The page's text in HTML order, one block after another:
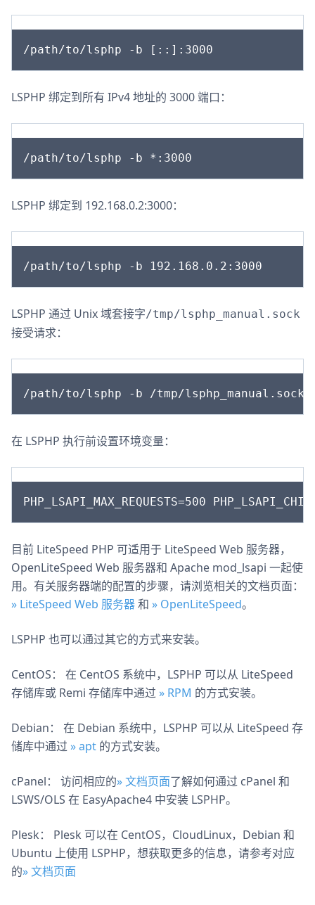
LSPHP 绑定到所有 IPv4 地址的 3000 端口：
LSPHP 绑定到 192.168.0.2:3000：
LSPHP 通过 Unix 域套接字/tmp/lsphp_manual.sock
接受请求：
在 LSPHP 执行前设置环境变量：
目前 LiteSpeed PHP 可适用于 LiteSpeed Web 服务器，
OpenLiteSpeed Web 服务器和 Apache mod_lsapi 一起使
用。有关服务器端的配置的步骤，请浏览相关的文档页面：
» LiteSpeed Web 服务器和 » OpenLiteSpeed。
LSPHP 也可以通过其它的方式来安装。
CentOS： 在 CentOS 系统中，LSPHP 可以从 LiteSpeed
存储库或 Remi 存储库中通过 » RPM 的方式安装。
Debian： 在 Debian 系统中，LSPHP 可以从 LiteSpeed 存
储库中通过 » apt 的方式安装。
cPanel： 访问相应的» 文档页面了解如何通过 cPanel 和
LSWS/OLS 在 EasyApache4 中安装 LSPHP。
Plesk： Plesk 可以在 CentOS，CloudLinux，Debian 和
Ubuntu 上使用 LSPHP，想获取更多的信息，请参考对应
的» 文档页面